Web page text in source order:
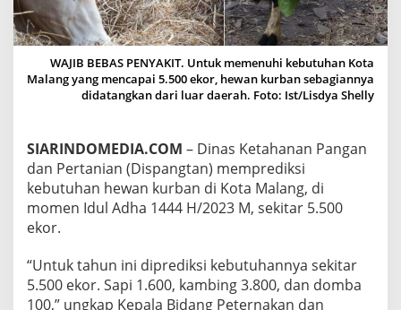
G
:
K
E
B
U
A
N
H
E
W
K
U
R
WAJIB BEBAS PENYAKIT. Untuk memenuhi kebutuhan Kota
Malang yang mencapai 5.500 ekor, hewan kurban sebagiannya
didatangkan dari luar daerah. Foto: Ist/Lisdya Shelly
SIARINDOMEDIA.COM – Dinas Ketahanan Pangan
dan Pertanian (Dispangtan) memprediksi
kebutuhan hewan kurban di Kota Malang, di
momen Idul Adha 1444 H/2023 M, sekitar 5.500
ekor.
“Untuk tahun ini diprediksi kebutuhannya sekitar
5.500 ekor. Sapi 1.600, kambing 3.800, dan domba
100,” ungkap Kepala Bidang Peternakan dan